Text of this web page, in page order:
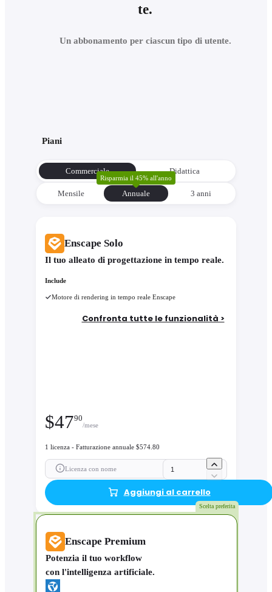
te.
Un abbonamento per ciascun tipo di utente.
Piani
Commerciale Didattica
Mensile Annuale
Risparmia il 45% all'anno
3 anni
Enscape Solo
Il tuo alleato di progettazione in tempo reale.
Include
Motore di rendering in tempo reale Enscape
Confronta tutte le funzionalità >
$4790
/mese
1 licenza - Fatturazione annuale $574.80
Licenza con nome
Aggiungi al carrello
Scelta preferita
Enscape Premium
Potenzia il tuo workflow
con l'intelligenza artificiale.